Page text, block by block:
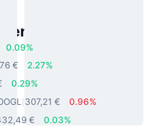
0.09%
€
2.27%
0.29%
307,21 €
0.96%
€
0.03%